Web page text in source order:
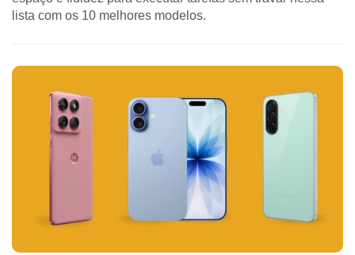
lista com os 10 melhores modelos.